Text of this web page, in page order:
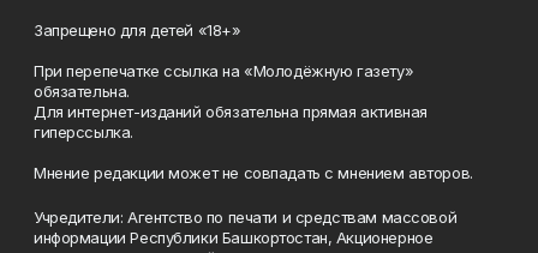
Запрещено для детей «18+»
При перепечатке ссылка на «Молодёжную газету»
обязательна.
Для интернет-изданий обязательна прямая активная
гиперссылка.
Мнение редакции может не совпадать с мнением авторов.
Учредители: Агентство по печати и средствам массовой
информации Республики Башкортостан, Акционерное